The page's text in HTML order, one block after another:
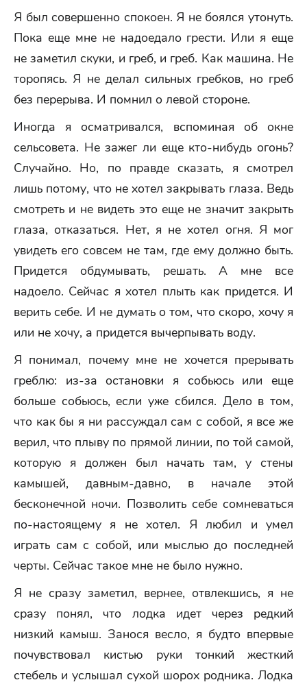
Я был совершенно спокоен. Я не боялся утонуть.
Пока еще мне не надоедало грести. Или я еще
не заметил скуки, и греб, и греб. Как машина. Не
торопясь. Я не делал сильных гребков, но греб
без перерыва. И помнил о левой стороне.
Иногда я осматривался, вспоминая об окне
сельсовета. Не зажег ли еще кто-нибудь огонь?
Случайно. Но, по правде сказать, я смотрел
лишь потому, что не хотел закрывать глаза. Ведь
смотреть и не видеть это еще не значит закрыть
глаза, отказаться. Нет, я не хотел огня. Я мог
увидеть его совсем не там, где ему должно быть.
Придется обдумывать, решать. А мне все
надоело. Сейчас я хотел плыть как придется. И
верить себе. И не думать о том, что скоро, хочу я
или не хочу, а придется вычерпывать воду.
Я понимал, почему мне не хочется прерывать
греблю: из-за остановки я собьюсь или еще
больше собьюсь, если уже сбился. Дело в том,
что как бы я ни рассуждал сам с собой, я все же
верил, что плыву по прямой линии, по той самой,
которую я должен был начать там, у стены
камышей, давным-давно, в начале этой
бесконечной ночи. Позволить себе сомневаться
по-настоящему я не хотел. Я любил и умел
играть сам с собой, или мыслью до последней
черты. Сейчас такое мне не было нужно.
Я не сразу заметил, вернее, отвлекшись, я не
сразу понял, что лодка идет через редкий
низкий камыш. Занося весло, я будто впервые
почувствовал кистью руки тонкий жесткий
стебель и услышал сухой шорох родника. Лодка